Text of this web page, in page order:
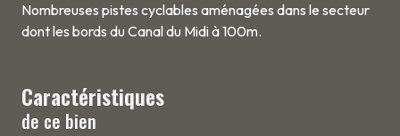
Nombreuses pistes cyclables aménagées dans le secteur
dont les bords du Canal du Midi à 100m.
Caractéristiques
de ce bien